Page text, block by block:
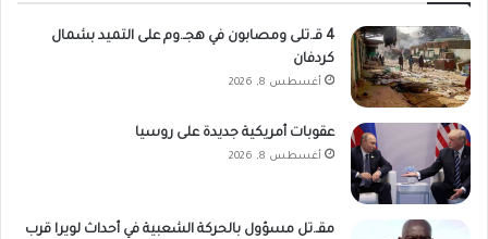
4 قـ.تلى ومصابون في هجـ.وم على التميد بشمال
كردفان
أغسطس 8, 2026
عقوبات أمريكية جديدة على روسيا
أغسطس 8, 2026
مقـ.تل مسؤول بالحركة الشعبية في أحداث لويرا قرب